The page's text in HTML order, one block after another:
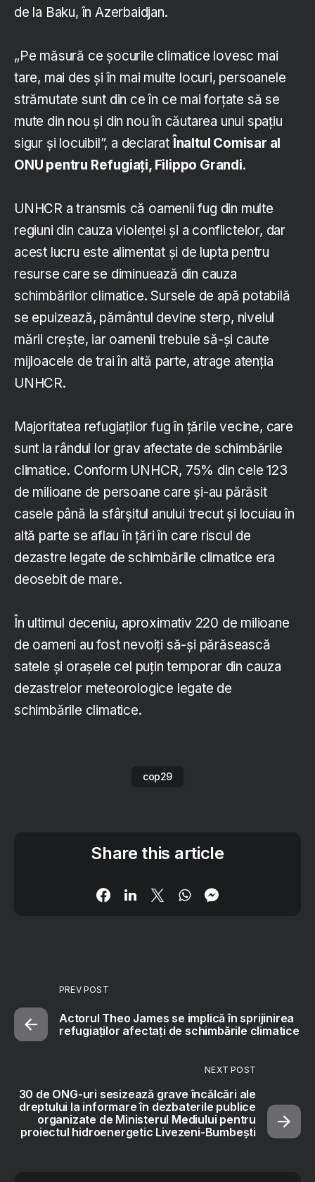
de la Baku, în Azerbaidjan.
„Pe măsură ce şocurile climatice lovesc mai
tare, mai des şi în mai multe locuri, persoanele
strămutate sunt din ce în ce mai forţate să se
mute din nou şi din nou în căutarea unui spaţiu
sigur şi locuibil”, a declarat Înaltul Comisar al
ONU pentru Refugiaţi, Filippo Grandi.
UNHCR a transmis că oamenii fug din multe
regiuni din cauza violenţei şi a conflictelor, dar
acest lucru este alimentat şi de lupta pentru
resurse care se diminuează din cauza
schimbărilor climatice. Sursele de apă potabilă
se epuizează, pământul devine sterp, nivelul
mării creşte, iar oamenii trebuie să-şi caute
mijloacele de trai în altă parte, atrage atenţia
UNHCR.
Majoritatea refugiaţilor fug în ţările vecine, care
sunt la rândul lor grav afectate de schimbările
climatice. Conform UNHCR, 75% din cele 123
de milioane de persoane care şi-au părăsit
casele până la sfârşitul anului trecut şi locuiau în
altă parte se aflau în ţări în care riscul de
dezastre legate de schimbările climatice era
deosebit de mare.
În ultimul deceniu, aproximativ 220 de milioane
de oameni au fost nevoiţi să-şi părăsească
satele şi oraşele cel puţin temporar din cauza
dezastrelor meteorologice legate de
schimbările climatice.
cop29
Share this article
PREV POST
Actorul Theo James se implică în sprijinirea
refugiaţilor afectaţi de schimbările climatice
NEXT POST
30 de ONG-uri sesizează grave încălcări ale
dreptului la informare în dezbaterile publice
organizate de Ministerul Mediului pentru
proiectul hidroenergetic Livezeni-Bumbești